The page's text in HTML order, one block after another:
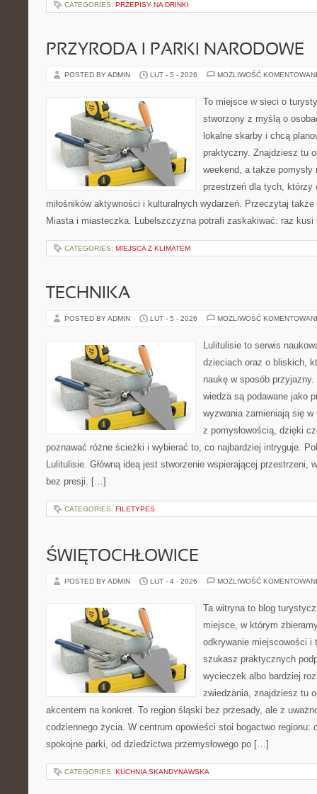
CATEGORIES: PRZEPISY NA DRINKI
PRZYRODA I PARKI NARODOWE
POSTED BY ADMIN LUT - 5 - 2026 MOŻLIWOŚĆ
To miejsce w sieci o
stworzony z myślą o
lokalne skarby i chcą
praktyczny. Znajdziesz tu
weekend, a także pomysły
przestrzeń dla tych, którzy
miłośników aktywności i kulturalnych wydarzeń. Przeczytaj
Miasta i miasteczka. Lubelszczyzna potrafi zaskakiwać: raz
CATEGORIES: MIEJSCA Z KLIMATEM
TECHNIKA
POSTED BY ADMIN LUT - 5 - 2026 MOŻLIWOŚĆ
Lulitulisie to serwis
dzieciach oraz o bliskich,
naukę w sposób
wiedza są podawane jako
wyzwania zamieniają się w
z pomysłowością, dzięki
poznawać różne ścieżki i wybierać to, co najbardziej intryguje.
Lulitulisie. Główną ideą jest stworzenie wspierającej przestrzeni,
bez presji. […]
CATEGORIES: FILETYPES
ŚWIĘTOCHŁOWICE
POSTED BY ADMIN LUT - 4 - 2026 MOŻLIWOŚĆ
Ta witryna to blog
miejsce, w którym
odkrywanie miejscowości i
szukasz praktycznych
wycieczek albo bardziej
zwiedzania, znajdziesz tu
akcentem na konkret. To region śląski bez przesady, ale z
codziennego życia. W centrum opowieści stoi bogactwo regionu:
spokojne parki, od dziedzictwa przemysłowego po […]
CATEGORIES: KUCHNIA SKANDYNAWSKA